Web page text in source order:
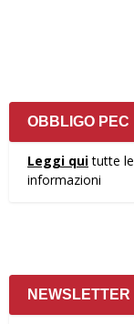
OBBLIGO PEC
Leggi quitutte le
informazioni
NEWSLETTER